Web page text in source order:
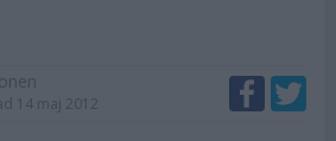
14 maj 2012